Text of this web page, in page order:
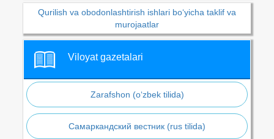
Qurilish va obodonlashtirish ishlari bo‘yicha taklif va
murojaatlar
Viloyat gazetalari
Zarafshon (o‘zbek tilida)
Самаркандский вестник (rus tilida)